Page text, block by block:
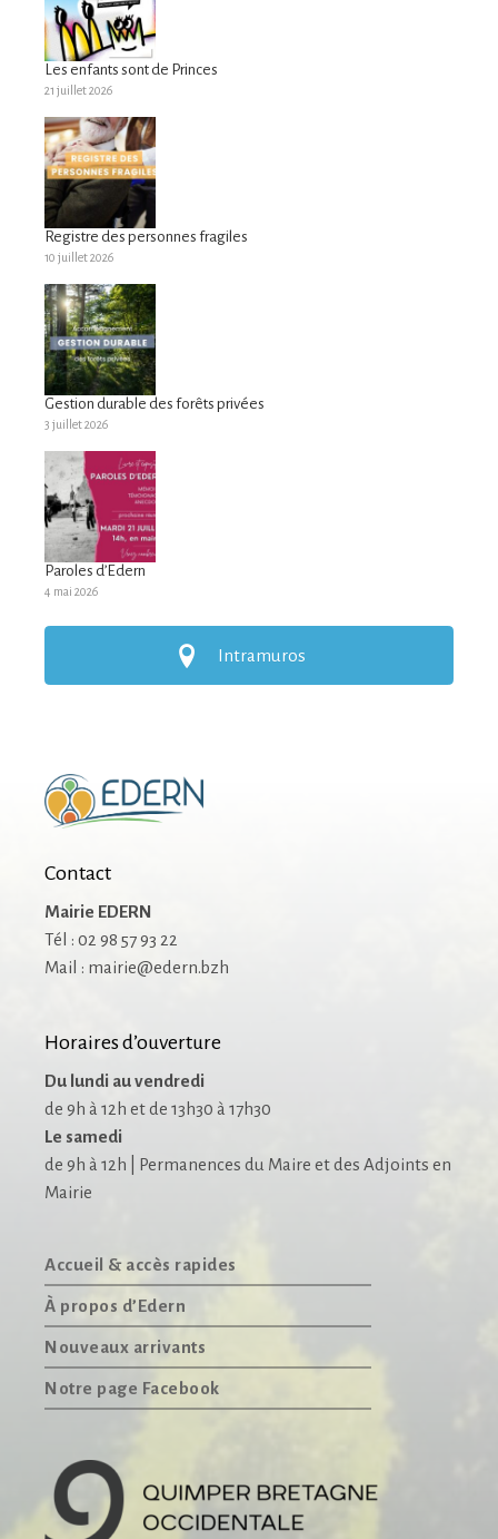
Les enfants sont de Princes
21 juillet 2026
Registre des personnes fragiles
10 juillet 2026
Gestion durable des forêts privées
3 juillet 2026
Paroles d’Edern
4 mai 2026
Intramuros
Contact
Mairie EDERN
Tél : 02 98 57 93 22
Mail : mairie@edern.bzh
Horaires d’ouverture
Du lundi au vendredi
de 9h à 12h et de 13h30 à 17h30
Le samedi
de 9h à 12h | Permanences du Maire et des Adjoints en
Mairie
Accueil & accès rapides
À propos d’Edern
Nouveaux arrivants
Notre page Facebook